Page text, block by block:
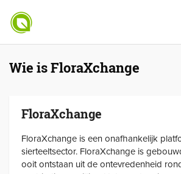
Wie is FloraXchange
FloraXchange
FloraXchange is een onafhankelijk
sierteeltsector. FloraXchange is
ooit ontstaan uit de ontevredenheid